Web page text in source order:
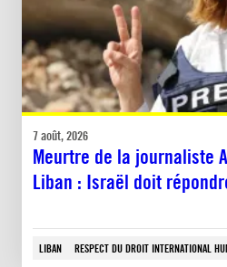
7 août, 2026
Meurtre de la journaliste
Liban : Israël doit
LIBAN RESPECT DU DROIT INTERNATIONAL